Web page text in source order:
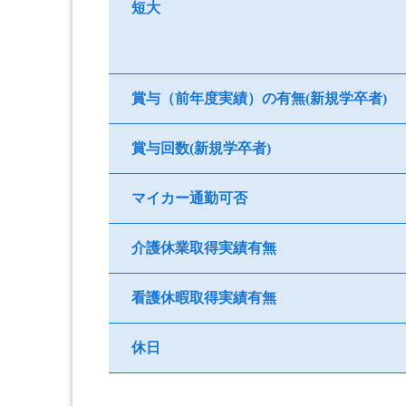
短大
賞与（前年度実績）の有無(新規学卒者)
賞与回数(新規学卒者)
マイカー通勤可否
介護休業取得実績有無
看護休暇取得実績有無
休日